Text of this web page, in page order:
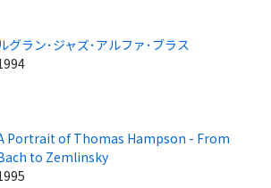
グラン･ジャズ･アルファ･ブラス
Portrait of Thomas Hampson - From
to Zemlinsky